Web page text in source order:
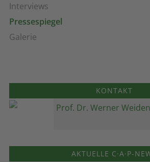
Interviews
Pressespiegel
Galerie
KONTAKT
Prof. Dr. Werner
AKTUELLE C·A·P-